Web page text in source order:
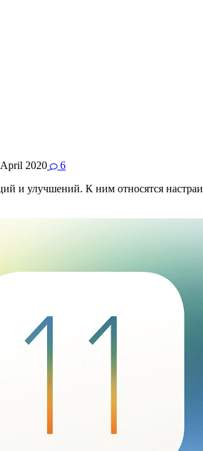
2020
6
и улучшений. К ним относятся